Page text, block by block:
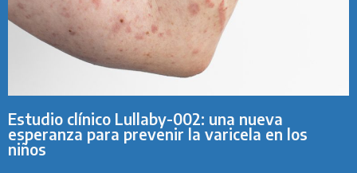
Estudio clínico Lullaby-002: una nueva
esperanza para prevenir la varicela en los
niños